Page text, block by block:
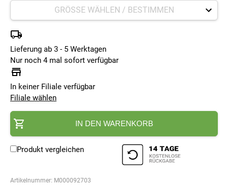
Lieferung ab 3 - 5 Werktagen
Nur noch 4 mal sofort verfügbar
In keiner Filiale verfügbar
Filiale wählen
IN DEN WARENKORB
Produkt vergleichen
Artikelnummer: M000092703